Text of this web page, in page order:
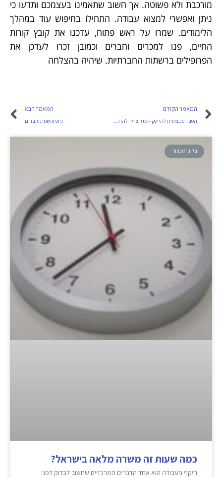
מורכבת ולא פשוטה. אך חשוב שתאמינו בעצמכם ותדעו כי
ניתן ואפשרי למצוא עבודה. התחילו בחיפוש עוד במהלך
הלימודים. שמרו על ראש פתוח, עדכנו את קובץ קורות
החיים, פנו למכרים וחברים וכמובן זכרו לעדכן את
הפרופילים ברשתות החברתיות. שיהיה בהצלחה
המאמר הקודם
הסבה מקצועית להייטק – מתי צריך להחליף מקצוע?
המאמר הבא
גיוס והשמת עובדים
בלוג תיגבור
כמה שעות זה משרה מלאה בישראל?
היקף העבודה הוא אחד הדברים המרכזיים שחשוב לבדוק לפני